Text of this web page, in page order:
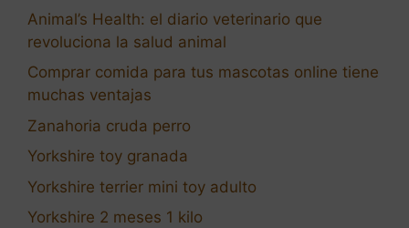
Animal’s Health: el diario veterinario que
revoluciona la salud animal
Comprar comida para tus mascotas online tiene
muchas ventajas
Zanahoria cruda perro
Yorkshire toy granada
Yorkshire terrier mini toy adulto
Yorkshire 2 meses 1 kilo